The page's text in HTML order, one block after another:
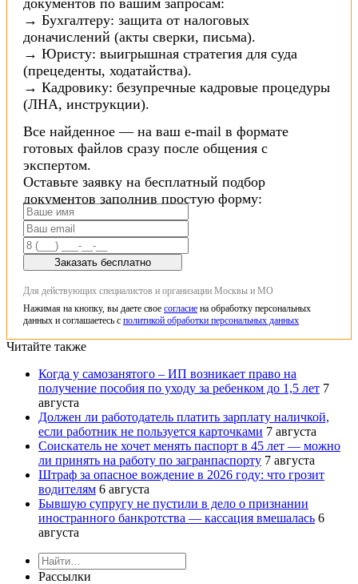
→ Бухгалтеру: защита от налоговых
доначислений (акты сверки, письма).
→ Юристу: выигрышная стратегия для суда
(прецеденты, ходатайства).
→ Кадровику: безупречные кадровые процедуры
(ЛНА, инструкции).
Все найденное — на ваш e-mail в формате
готовых файлов сразу после общения с
экспертом.
Оставьте заявку на бесплатный подбор
документов заполнив простую форму:
Заказать бесплатно
Для действующих специалистов и организации Москвы и МО
Нажимая на кнопку, вы даете свое согласие на обработку персональных
данных и соглашаетесь с политикой обработки персональных данных
Читайте также
Когда у самозанятого – ИП возникает право на
получение пособия по уходу за ребенком до 1,5 лет 7
августа
Должен ли работодатель платить зарплату наличкой,
если работник не пользуется карточками 7 августа
Соискатель не хочет менять паспорт в 45 лет — можно
ли принять на работу по загранпаспорту 7 августа
Штраф за опасное вождение в 2026 году: что грозит
водителям 6 августа
Бывшую супругу не пустили в дело о признании
иностранного банкротства — кассация вмешалась 6
августа
Рассылки